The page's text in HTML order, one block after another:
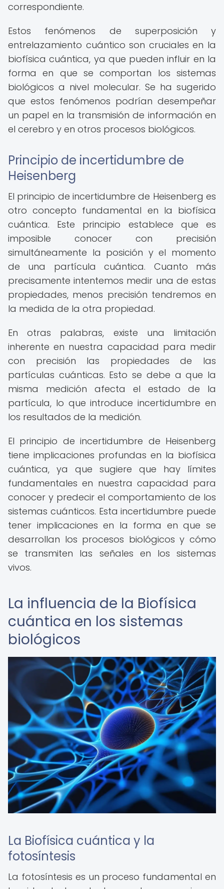
correspondiente.
Estos fenómenos de superposición y
entrelazamiento cuántico son cruciales en la
biofísica cuántica, ya que pueden influir en la
forma en que se comportan los sistemas
biológicos a nivel molecular. Se ha sugerido
que estos fenómenos podrían desempeñar
un papel en la transmisión de información en
el cerebro y en otros procesos biológicos.
Principio de incertidumbre de
Heisenberg
El principio de incertidumbre de Heisenberg es
otro concepto fundamental en la biofísica
cuántica. Este principio establece que es
imposible conocer con precisión
simultáneamente la posición y el momento
de una partícula cuántica. Cuanto más
precisamente intentemos medir una de estas
propiedades, menos precisión tendremos en
la medida de la otra propiedad.
En otras palabras, existe una limitación
inherente en nuestra capacidad para medir
con precisión las propiedades de las
partículas cuánticas. Esto se debe a que la
misma medición afecta el estado de la
partícula, lo que introduce incertidumbre en
los resultados de la medición.
El principio de incertidumbre de Heisenberg
tiene implicaciones profundas en la biofísica
cuántica, ya que sugiere que hay límites
fundamentales en nuestra capacidad para
conocer y predecir el comportamiento de los
sistemas cuánticos. Esta incertidumbre puede
tener implicaciones en la forma en que se
desarrollan los procesos biológicos y cómo
se transmiten las señales en los sistemas
vivos.
La influencia de la Biofísica
cuántica en los sistemas
biológicos
La Biofísica cuántica y la
fotosíntesis
La fotosíntesis es un proceso fundamental en